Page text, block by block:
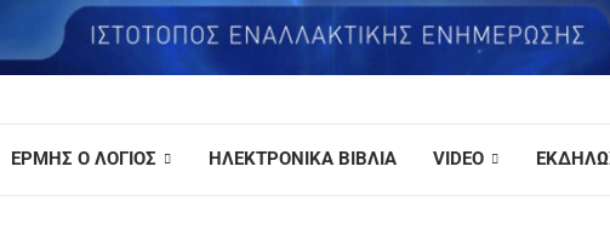
ΕΡΜΗΣ Ο ΛΟΓΙΟΣ ΗΛΕΚΤΡΟΝΙΚΑ ΒΙΒΛΙΑ VIDEO